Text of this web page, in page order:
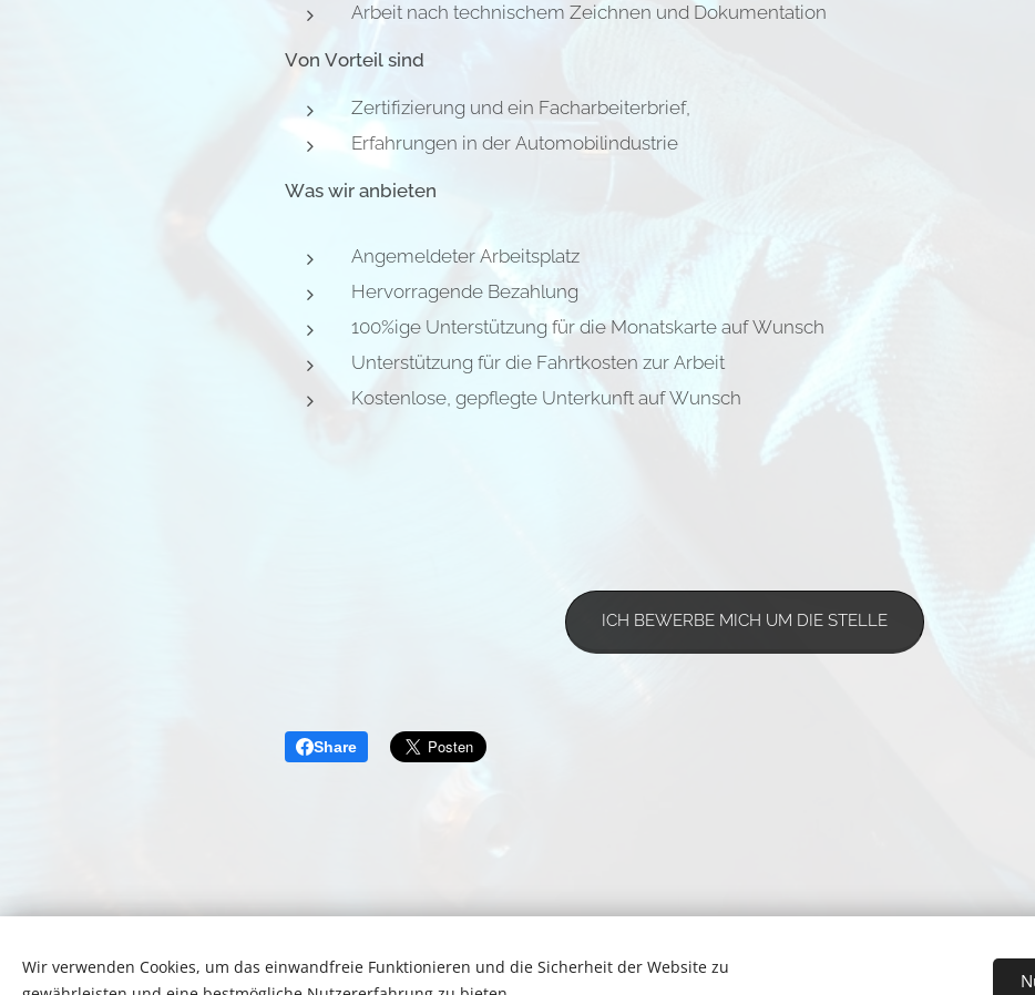
Arbeit nach technischem Zeichnen und Dokumentation
Von Vorteil sind
Zertifizierung und ein Facharbeiterbrief,
Erfahrungen in der Automobilindustrie
Was wir anbieten
Angemeldeter Arbeitsplatz
Hervorragende Bezahlung
100%ige Unterstützung für die Monatskarte auf Wunsch
Unterstützung für die Fahrtkosten zur Arbeit
Kostenlose, gepflegte Unterkunft auf Wunsch
ICH BEWERBE MICH UM DIE STELLE
Share
A képeket biztosította: Pexels
Wir verwenden Cookies, um das einwandfreie Funktionieren und die Sicherheit der Website zu